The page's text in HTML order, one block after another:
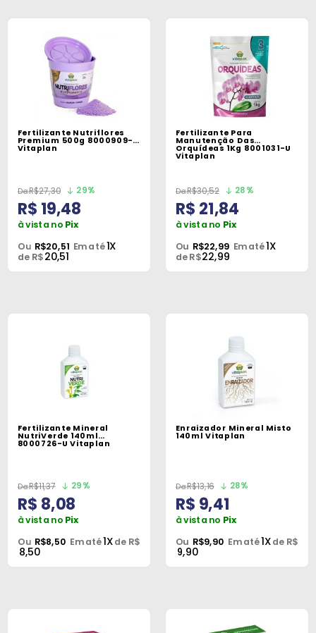
Fertilizante Nutriflores
Premium 500g 8000909-U
Vitaplan
R$27,30 29%
R$ 19,48
à vista no Pix
Ou R$20,51 Em até1X
de R$20,51
Fertilizante Para
Manutenção Das
Orquídeas 1Kg 8001031-U
Vitaplan
R$30,52 28%
R$ 21,84
à vista no Pix
Ou R$22,99 Em até1X
de R$22,99
Fertilizante Mineral
NutriVerde 140ml
8000726-U Vitaplan
R$11,37 29%
R$ 8,08
à vista no Pix
Ou R$8,50 Em até1Xde R$
8,50
Enraizador Mineral Misto
140ml Vitaplan
R$13,16 28%
R$ 9,41
à vista no Pix
Ou R$9,90 Em até1Xde R$
9,90